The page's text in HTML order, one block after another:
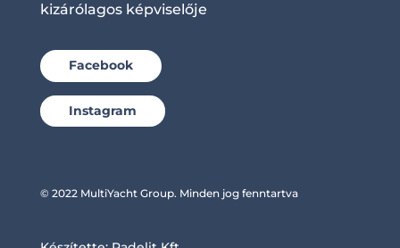
kizárólagos képviselője
Facebook
Instagram
© 2022 MultiYacht Group. Minden jog fenntartva